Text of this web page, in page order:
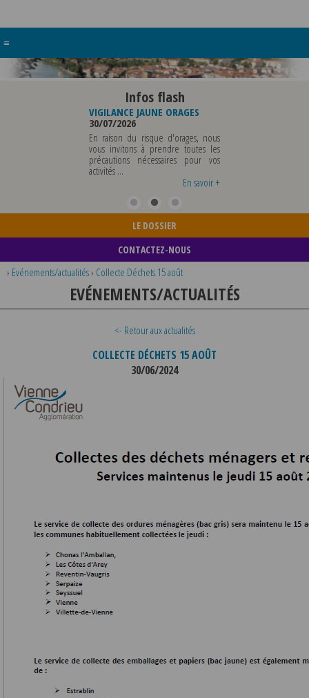
≡
Infos flash
VIGILANCE JAUNE ORAGES
30/07/2026
En raison du risque d'orages, nous
vous invitons à prendre toutes les
précautions nécessaires pour vos
activités ...
En savoir +
LE DOSSIER
CONTACTEZ-NOUS
› Evénements/actualités› Collecte Déchets 15 août
EVÉNEMENTS/ACTUALITÉS
<- Retour aux actualités
COLLECTE DÉCHETS 15 AOÛT
30/06/2024